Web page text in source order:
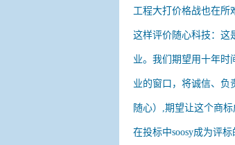
工程大打价格战也在所
这样评价随心科技：这
业。我们期望用十年时
业的窗口，将诚信、负
随心）,期望让这个商
在投标中soosy成为评